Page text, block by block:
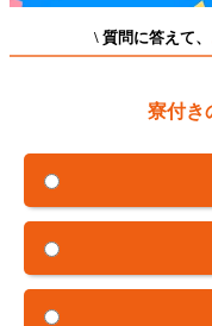
\ 質問に答えて、
寮付き